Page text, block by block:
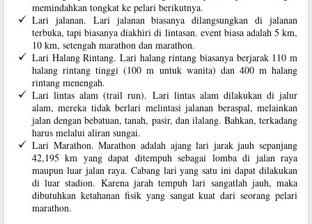
memindahkan tongkat ke pelari berikutnya.
Lari jalanan. Lari jalanan biasanya dilangsungkan di jalanan
terbuka, tapi biasanya diakhiri di lintasan. event biasa adalah 5 km,
10 km, setengah marathon dan marathon.
Lari Halang Rintang. Lari halang rintang biasanya berjarak 110 m
halang rintang tinggi (100 m untuk wanita) dan 400 m halang
rintang menengah.
Lari lintas alam (trail run). Lari lintas alam dilakukan di jalur
alam, mereka tidak berlari melintasi jalanan beraspal, melainkan
jalan dengan bebatuan, tanah, pasir, dan ilalang. Bahkan, terkadang
harus melalui aliran sungai.
Lari Marathon. Marathon adalah ajang lari jarak jauh sepanjang
42,195 km yang dapat ditempuh sebagai lomba di jalan raya
maupun luar jalan raya. Cabang lari yang satu ini dapat dilakukan
di luar stadion. Karena jarah tempuh lari sangatlah jauh, maka
dibutuhkan ketahanan fisik yang sangat kuat dari seorang pelari
marathon.